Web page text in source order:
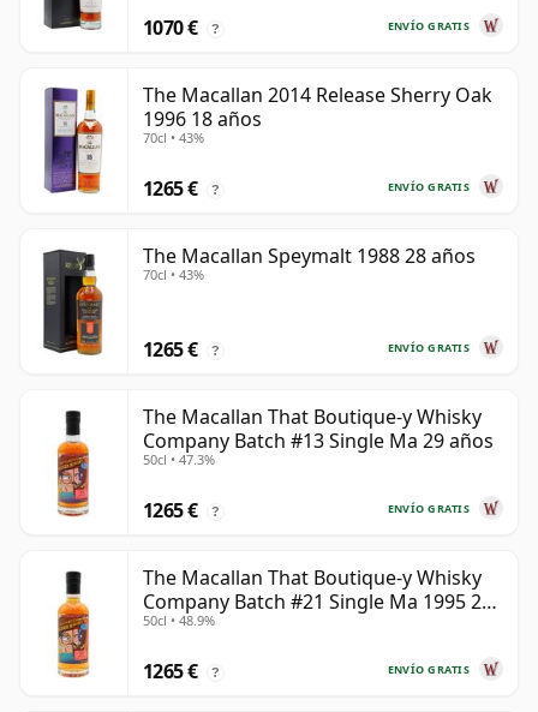
ENVÍO GRATIS
1070 € ?
The Macallan 2014 Release Sherry Oak
1996 18 años
70cl • 43%
ENVÍO GRATIS
1265 € ?
The Macallan Speymalt 1988 28 años
70cl • 43%
ENVÍO GRATIS
1265 € ?
The Macallan That Boutique-y Whisky
Company Batch #13 Single Ma 29 años
50cl • 47.3%
ENVÍO GRATIS
1265 € ?
The Macallan That Boutique-y Whisky
Company Batch #21 Single Ma 1995 24
años
50cl • 48.9%
ENVÍO GRATIS
1265 € ?